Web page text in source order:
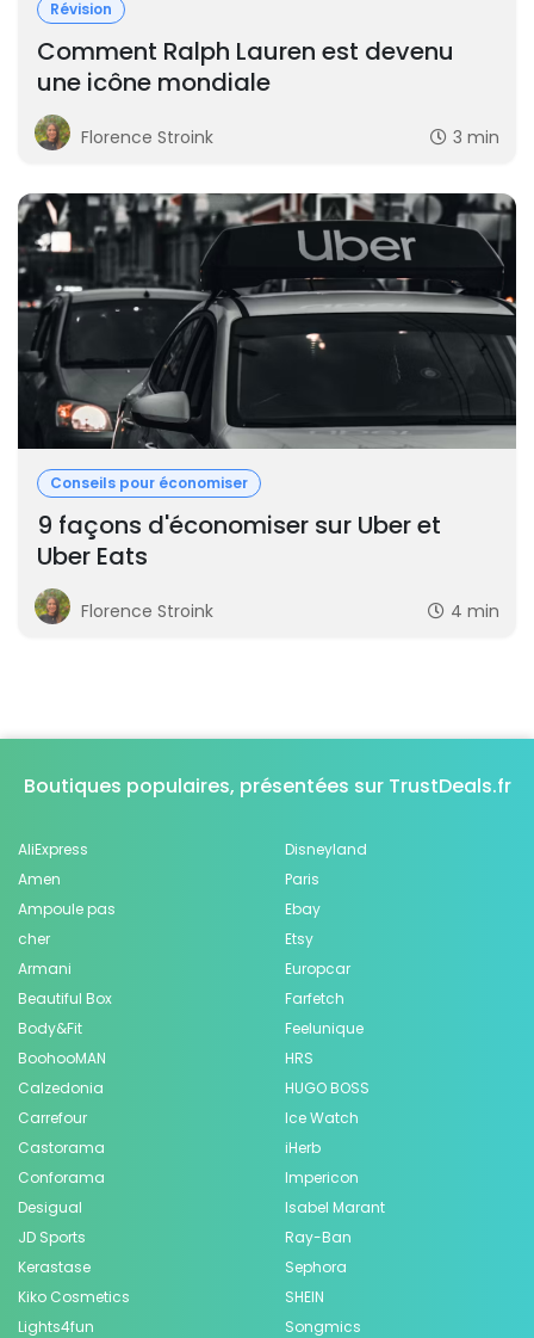
Révision
Comment Ralph Lauren est devenu
une icône mondiale
Florence Stroink 3 min
Conseils pour économiser
9 façons d'économiser sur Uber et
Uber Eats
Florence Stroink 4 min
Boutiques populaires, présentées sur TrustDeals.fr
AliExpress
Amen
Ampoule pas
cher
Armani
Beautiful Box
Body&Fit
BoohooMAN
Calzedonia
Carrefour
Castorama
Conforama
Desigual
Disneyland
Paris
Ebay
Etsy
Europcar
Farfetch
Feelunique
HRS
HUGO BOSS
Ice Watch
iHerb
Impericon
Isabel Marant
JD Sports
Kerastase
Kiko Cosmetics
Lights4fun
Ray-Ban
Sephora
SHEIN
Songmics